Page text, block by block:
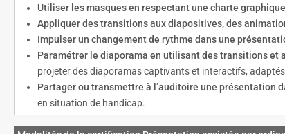
Utiliser les masques en respectant une charte graphique
Appliquer des transitions aux diapositives, des
Impulser un changement de rythme dans une
Paramétrer le diaporama en utilisant des transitions et
projeter des diaporamas captivants et interactifs, adaptés
Partager ou transmettre à l’auditoire une présentation
en situation de handicap.